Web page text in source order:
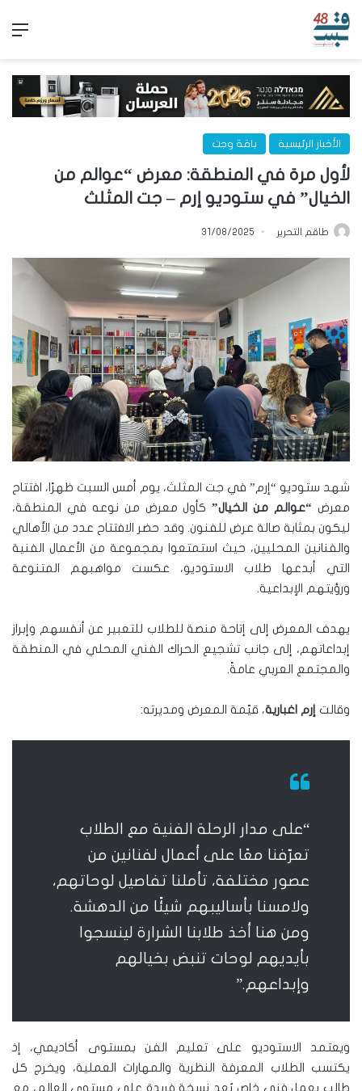
الأخبار الرئيسية باقة وجت
لأول مرة في المنطقة: معرض “عوالم من
الخيال” في ستوديو إرم – جت المثلث
طاقم التحرير 31/08/2025
شهد ستوديو “إرم” في جت المثلث، يوم أمس السبت ظهرًا، افتتاح
معرض “عوالم من الخيال”كأول معرض من نوعه في المنطقة،
ليكون بمثابة صالة عرض للفنون. وقد حضر الافتتاح عدد من الأهالي
والفنانين المحليين، حيث استمتعوا بمجموعة من الأعمال الفنية
التي أبدعها طلاب الاستوديو، عكست مواهبهم المتنوعة
ورؤيتهم الإبداعية.
يهدف المعرض إلى إتاحة منصة للطلاب للتعبير عن أنفسهم وإبراز
إبداعاتهم، إلى جانب تشجيع الحراك الفني المحلي في المنطقة
والمجتمع العربي عامةً.
وقالت إرم اغبارية، قيّمة المعرض ومديرته:
“على مدار الرحلة الفنية مع الطلاب
تعرّفنا معًا على أعمال لفنانين من
عصور مختلفة، تأملنا تفاصيل لوحاتهم،
ولامسنا بأساليبهم شيئًا من الدهشة.
ومن هنا أخذ طلابنا الشرارة لينسجوا
بأيديهم لوحات تنبض بخيالهم
وإبداعهم.”
ويعتمد الاستوديو على تعليم الفن بمستوى أكاديمي، إذ
يكتسب الطلاب المعرفة النظرية والمهارات العملية، ويخرج كل
طالب بعمل فني خاص يُعد نسخة فريدة على مستوى العالم، مع